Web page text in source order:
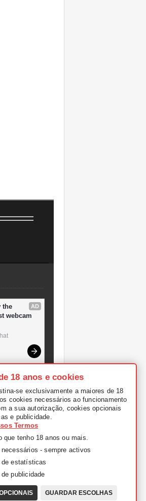
18 anos e cookies
se exclusivamente a maiores de 18
cookies necessários ao funcionamento
a sua autorização, cookies opcionais
e publicidade.
Termos
que tenho 18 anos ou mais.
- sempre activos
estatísticas
publicidade
GUARDAR ESCOLHAS